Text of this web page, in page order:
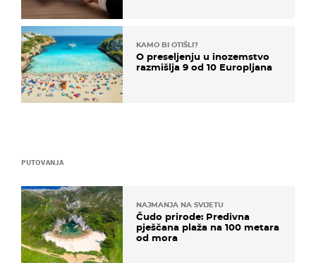
PUTOVANJA
NAJMANJA NA SVIJETU
Čudo prirode: Predivna
pješčana plaža na 100 metara
od mora
KAMO BI OTIŠLI?
O preseljenju u inozemstvo
razmišlja 9 od 10 Europljana